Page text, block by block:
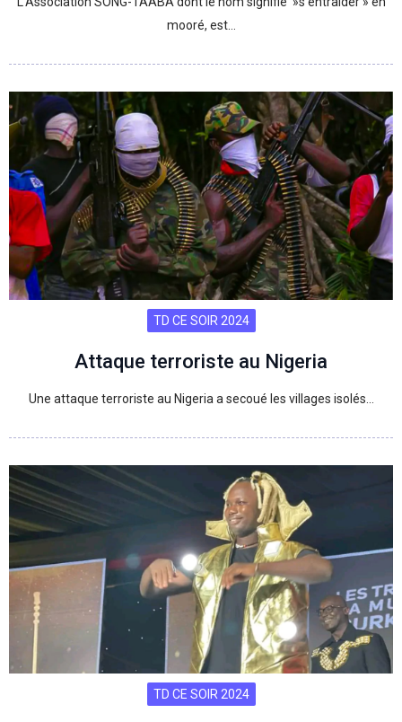
mooré, est…
TD CE SOIR 2024
Attaque terroriste au Nigeria
Une attaque terroriste au Nigeria a secoué les villages isolés…
TD CE SOIR 2024